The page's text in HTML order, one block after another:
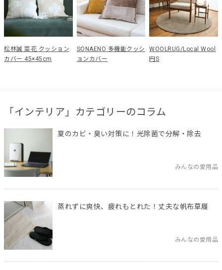
松林誠 菜花 クッション
カバー 45×45cm
SONAENO 多機能クッシ
ョンカバー
WOOLRUG/Local Wool
円S
「インテリア」カテゴリーのコラム
夏のカビ・臭い対策に！光除菌で分解・除去
みんなの愛用品
蒸れずに爽快、疲れもとれた！丈夫な帆布草履
みんなの愛用品